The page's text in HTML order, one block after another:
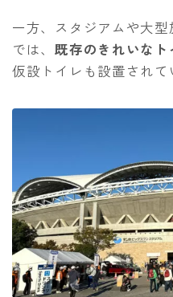
一方、スタジアムや大
では、既存のきれいなト
仮設トイレも設置されて